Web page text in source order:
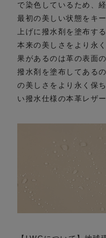
で染色しているため、
最初の美しい状態をキ
上げに撥水剤を塗布す
本来の美しさをより永
果があるのは革の表面
撥水剤を塗布してある
の美しさをより永く保
い撥水仕様の本革レザー